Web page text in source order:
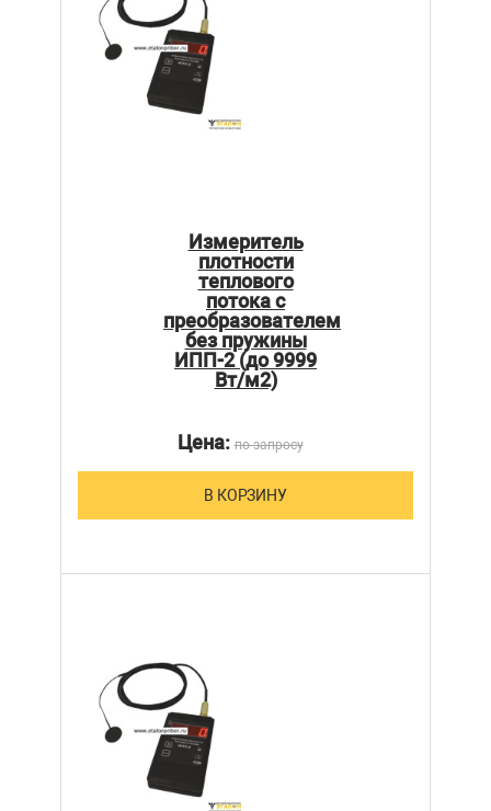
Измеритель
плотности
теплового
потока с
преобразователем
без пружины
ИПП-2 (до 9999
Вт/м2)
Цена:по запросу
В КОРЗИНУ